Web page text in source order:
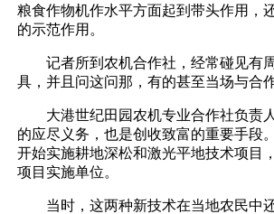
粮食作物机作水平方面起到带头作用，
的示范作用。
记者所到农机合作社，经常碰见有
具，并且问这问那，有的甚至当场与合
大港世纪田园农机专业合作社负责人
的应尽义务，也是创收致富的重要手段
开始实施耕地深松和激光平地技术项目
项目实施单位。
当时，这两种新技术在当地农民中